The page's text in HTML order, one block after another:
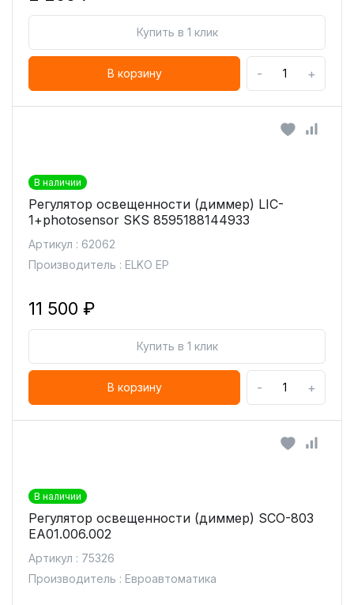
Купить в 1 клик
В корзину - +
В наличии
Регулятор освещенности (диммер) LIC-
1+photosensor SKS 8595188144933
Артикул : 62062
Производитель : ELKO EP
11 500 ₽
Купить в 1 клик
В корзину - +
В наличии
Регулятор освещенности (диммер) SCO-803
ЕА01.006.002
Артикул : 75326
Производитель : Евроавтоматика